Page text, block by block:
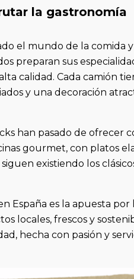
la gastronomía
el mundo de la comida
preparan sus
calidad. Cada camión
y una decoración
han pasado de ofrecer
gourmet, con platos
existiendo los
España es la apuesta
locales, frescos y
hecha con pasión y